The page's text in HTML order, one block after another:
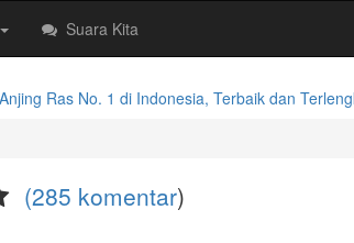
Suara Kita
Ras No. 1 di Indonesia, Terbaik dan
(285 komentar)